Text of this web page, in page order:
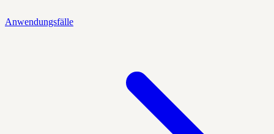
Anwendungsfälle